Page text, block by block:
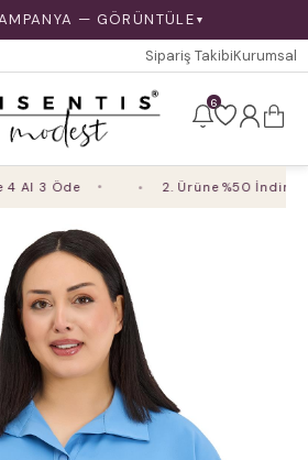
— GÖRÜNTÜLE ▼
Sipariş TakibiKurumsal
6
3 Öde 2. Ürüne %50 İndirim